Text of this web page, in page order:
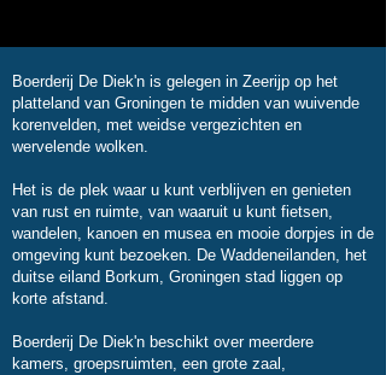
Boerderij De Diek'n is gelegen in Zeerijp op het
platteland van Groningen te midden van wuivende
korenvelden, met weidse vergezichten en
wervelende wolken.
Het is de plek waar u kunt verblijven en genieten
van rust en ruimte, van waaruit u kunt fietsen,
wandelen, kanoen en musea en mooie dorpjes in de
omgeving kunt bezoeken. De Waddeneilanden, het
duitse eiland Borkum, Groningen stad liggen op
korte afstand.
Boerderij De Diek'n beschikt over meerdere
kamers, groepsruimten, een grote zaal,